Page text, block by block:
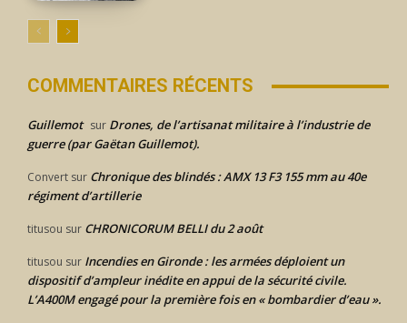
COMMENTAIRES RÉCENTS
Guillemot sur Drones, de l’artisanat militaire à l’industrie de
guerre (par Gaëtan Guillemot).
Convert sur Chronique des blindés : AMX 13 F3 155 mm au 40e
régiment d’artillerie
titusou sur CHRONICORUM BELLI du 2 août
titusou sur Incendies en Gironde : les armées déploient un
dispositif d’ampleur inédite en appui de la sécurité civile.
L’A400M engagé pour la première fois en « bombardier d’eau ».